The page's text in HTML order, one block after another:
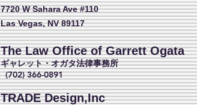
7720 W Sahara Ave #110
Las Vegas, NV 89117
The Law Office of Garrett Ogata
ギャレット・オガタ法律事務所
(702) 366-0891
TRADE Design,Inc